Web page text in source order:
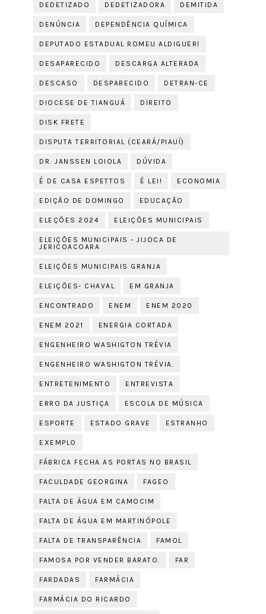
DEDETIZADO DEDETIZADORA DEMITIDA
DENÚNCIA DEPENDÊNCIA QUÍMICA
DEPUTADO ESTADUAL ROMEU ALDIGUERI
DESAPARECIDO DESCARGA ALTERADA
DESCASO DESPARECIDO DETRAN-CE
DIOCESE DE TIANGUÁ DIREITO
DISK FRETE
DISPUTA TERRITORIAL (CEARÁ/PIAUÍ)
DR. JANSSEN LOIOLA DÚVIDA
É DE CASA ESPETTOS É LEI! ECONOMIA
EDIÇÃO DE DOMINGO EDUCAÇÃO
ELEÇÕES 2024 ELEIÇÕES MUNICIPAIS
ELEIÇÕES MUNICIPAIS - JIJOCA DE
JERICOACOARA
ELEIÇÕES MUNICIPAIS GRANJA
ELEIÇÕES- CHAVAL EM GRANJA
ENCONTRADO ENEM ENEM 2020
ENEM 2021 ENERGIA CORTADA
ENGENHEIRO WASHIGTON TRÉVIA
ENGENHEIRO WASHIGTON TRÉVIA.
ENTRETENIMENTO ENTREVISTA
ERRO DA JUSTIÇA ESCOLA DE MÚSICA
ESPORTE ESTADO GRAVE ESTRANHO
EXEMPLO
FÁBRICA FECHA AS PORTAS NO BRASIL
FACULDADE GEORGINA FAGEO
FALTA DE ÁGUA EM CAMOCIM
FALTA DE ÁGUA EM MARTINÓPOLE
FALTA DE TRANSPARÊNCIA FAMOL
FAMOSA POR VENDER BARATO. FAR
FARDADAS FARMÁCIA
FARMÁCIA DO RICARDO